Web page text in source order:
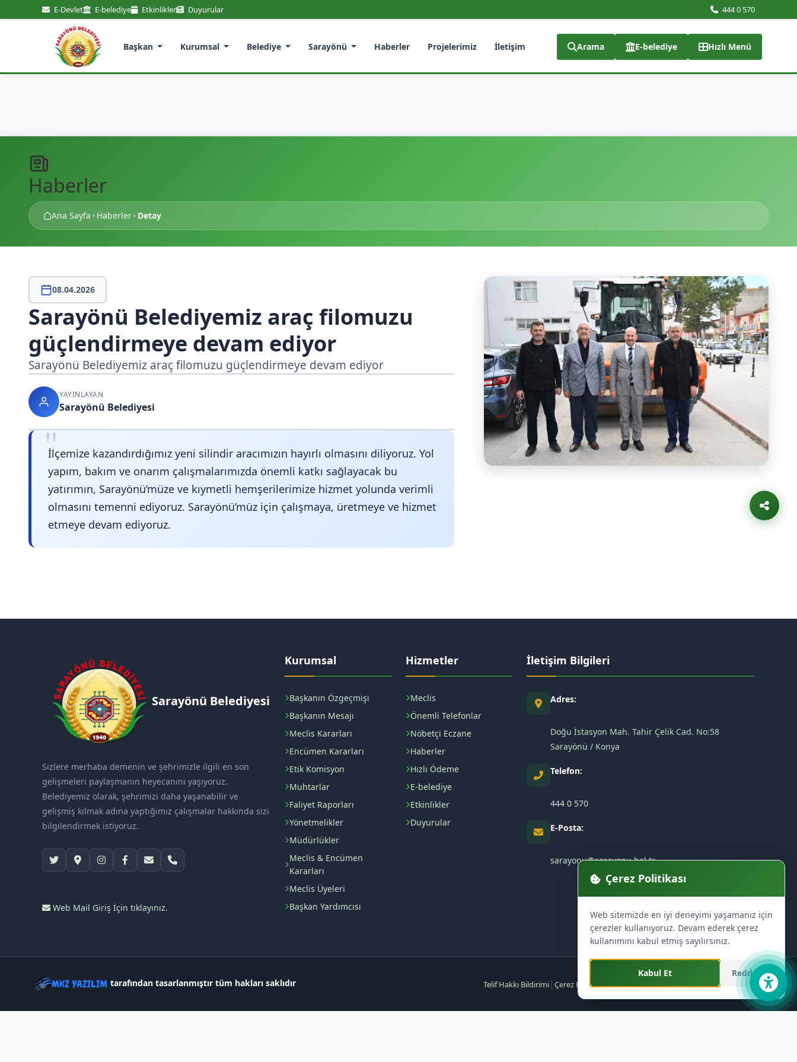
E-Devlet E-belediye Etkinlikler Duyurular 444 0 570
Başkan Kurumsal Belediye Sarayönü Haberler Projelerimiz İletişim Arama E-belediye Hızlı Menü
Haberler
Ana Sayfa Haberler Detay
08.04.2026
Sarayönü Belediyemiz araç filomuzu
güçlendirmeye devam ediyor
Sarayönü Belediyemiz araç filomuzu güçlendirmeye devam ediyor
YAYINLAYAN
Sarayönü Belediyesi
"
İlçemize kazandırdığımız yeni silindir aracımızın hayırlı olmasını diliyoruz. Yol
yapım, bakım ve onarım çalışmalarımızda önemli katkı sağlayacak bu
yatırımın, Sarayönü’müze ve kıymetli hemşerilerimize hizmet yolunda verimli
olmasını temenni ediyoruz. Sarayönü’müz için çalışmaya, üretmeye ve hizmet
etmeye devam ediyoruz.
Sarayönü Belediyesi
Sizlere merhaba demenin ve şehrimizle ilgili en son
gelişmeleri paylaşmanın heyecanını yaşıyoruz.
Belediyemiz olarak, şehrimizi daha yaşanabilir ve
gelişmiş kılmak adına yaptığımız çalışmalar hakkında sizi
bilgilendirmek istiyoruz.
Web Mail Giriş İçin tıklayınız.
Kurumsal
Başkanın Özgeçmişi
Başkanın Mesajı
Meclis Kararları
Encümen Kararları
Etik Komisyon
Muhtarlar
Faliyet Raporları
Yönetmelikler
Müdürlükler
Meclis & Encümen
Kararları
Meclis Üyeleri
Başkan Yardımcısı
Hizmetler
Meclis
Önemli Telefonlar
Nöbetçi Eczane
Haberler
Hızlı Ödeme
E-belediye
Etkinlikler
Duyurular
İletişim Bilgileri
Adres:
Doğu İstasyon Mah. Tahir Çelik Cad. No:58
Sarayönü / Konya
Telefon:
444 0 570
E-Posta:
sarayonu@sarayonu.bel.tr
tarafından tasarlanmıştır tüm hakları saklıdır Telif Hakkı Bildirimi | Çerez Politikası|KVKK Aydınlatma Metni|Gizlilik Politikası |
Çerez Politikası
Web sitemizde en iyi deneyimi yaşamanız için
çerezler kullanıyoruz. Devam ederek çerez
kullanımını kabul etmiş sayılırsınız.
Kabul Et Reddet